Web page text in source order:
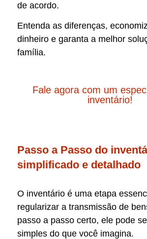
de acordo.
Entenda as diferenças,
dinheiro e garanta a melhor
família.
Fale agora com um
inventário!
Passo a Passo do
simplificado e detalhado
O inventário é uma etapa
regularizar a transmissão de
passo a passo certo, ele pode
simples do que você imagina.